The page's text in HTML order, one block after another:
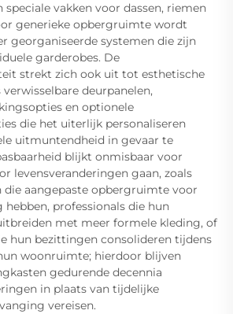
speciale vakken voor dassen, riemen
generieke opbergruimte wordt
georganiseerde systemen die zijn
garderobes. De
strekt zich ook uit tot esthetische
verwisselbare deurpanelen,
en optionele
die het uiterlijk personaliseren
uitmuntendheid in gevaar te
blijkt onmisbaar voor
levensveranderingen gaan, zoals
die aangepaste opbergruimte voor
professionals die hun
met meer formele kleding, of
hun bezittingen consolideren tijdens
woonruimte; hierdoor blijven
gedurende decennia
in plaats van tijdelijke
vereisen.